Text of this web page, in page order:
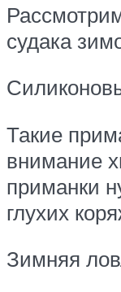
судака
Такие
внимание
приманки
глухих
Зимняя